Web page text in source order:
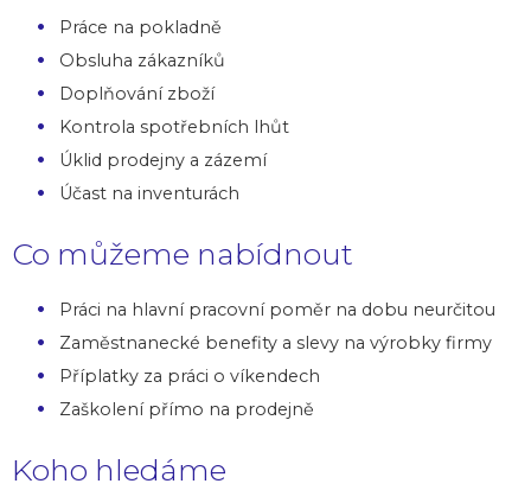
Práce na pokladně
Obsluha zákazníků
Doplňování zboží
Kontrola spotřebních lhůt
Úklid prodejny a zázemí
Účast na inventurách
Co můžeme nabídnout
Práci na hlavní pracovní poměr na dobu neurčitou
Zaměstnanecké benefity a slevy na výrobky firmy
Příplatky za práci o víkendech
Zaškolení přímo na prodejně
Koho hledáme